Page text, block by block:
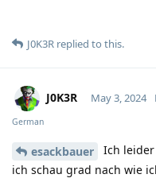
J0K3R replied to this.
J0K3R May 3, 2024
German
esackbauer
Ich
ich schau grad nach wie